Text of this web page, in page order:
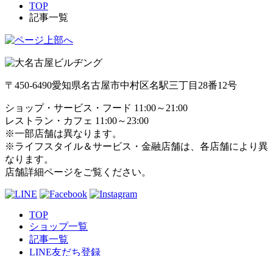
TOP
記事一覧
〒450-6490愛知県名古屋市中村区名駅三丁目28番12号
ショップ・サービス・フード 11:00～21:00
レストラン・カフェ 11:00～23:00
※一部店舗は異なります。
※ライフスタイル＆サービス・金融店舗は、各店舗により異
なります。
店舗詳細ページをご覧ください。
TOP
ショップ一覧
記事一覧
LINE友だち登録